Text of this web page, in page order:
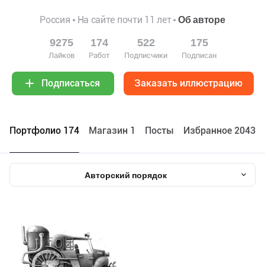
Россия На сайте почти 11 лет Об авторе
9275
Лайков
174
Работ
522
Подписчики
175
Подписан
Подписаться Заказать иллюстрацию
Портфолио 174 Maгазин 1 Посты Избранное 2043
Авторский порядок